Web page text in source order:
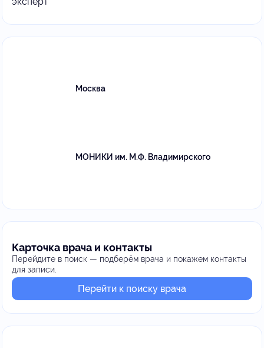
Москва
МОНИКИ им. М.Ф. Владимирского
Карточка врача и контакты
Перейдите в поиск — подберём врача и покажем контакты
для записи.
Перейти к поиску врача